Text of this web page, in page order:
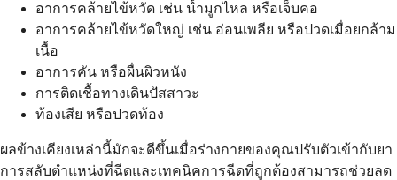
อาการคล้ายไข้หวัด เช่น น้ำมูกไหล หรือเจ็บคอ
อาการคล้ายไข้หวัดใหญ่ เช่น อ่อนเพลีย หรือปวดเมื่อยกล้าม
เนื้อ
อาการคัน หรือผื่นผิวหนัง
การติดเชื้อทางเดินปัสสาวะ
ท้องเสีย หรือปวดท้อง
ผลข้างเคียงเหล่านี้มักจะดีขึ้นเมื่อร่างกายของคุณปรับตัวเข้ากับยา
การสลับตำแหน่งที่ฉีดและเทคนิคการฉีดที่ถูกต้องสามารถช่วยลด